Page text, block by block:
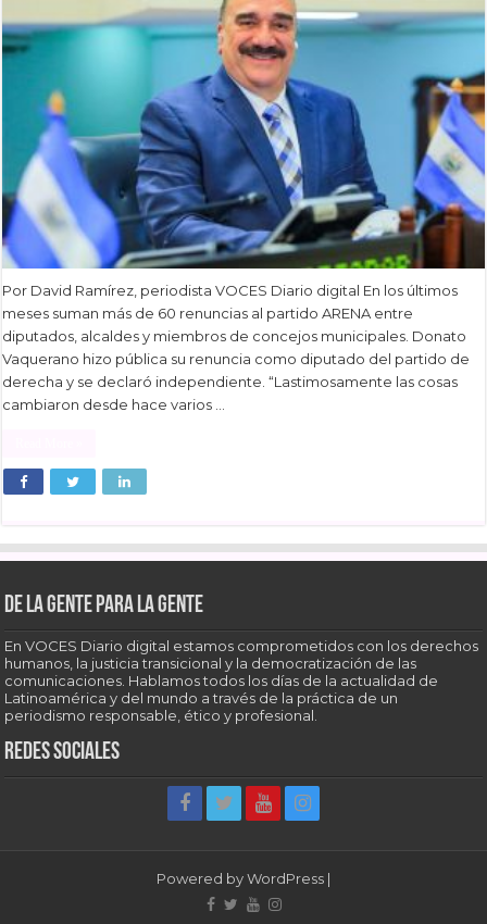
Por David Ramírez, periodista VOCES Diario digital En los últimos
meses suman más de 60 renuncias al partido ARENA entre
diputados, alcaldes y miembros de concejos municipales. Donato
Vaquerano hizo pública su renuncia como diputado del partido de
derecha y se declaró independiente. “Lastimosamente las cosas
cambiaron desde hace varios …
De la gente para la gente
En VOCES Diario digital estamos comprometidos con los derechos
humanos, la justicia transicional y la democratización de las
comunicaciones. Hablamos todos los días de la actualidad de
Latinoamérica y del mundo a través de la práctica de un
periodismo responsable, ético y profesional.
Redes sociales
Powered byWordPress |